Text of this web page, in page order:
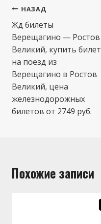
Навигация
по
записям
НАЗАД
Жд билеты
Верещагино — Ростов
Великий, купить билет
на поезд из
Верещагино в Ростов
Великий, цена
железнодорожных
билетов от 2749 руб.
Похожие записи